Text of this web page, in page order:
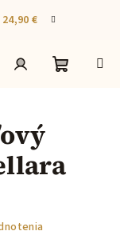
24,90 €